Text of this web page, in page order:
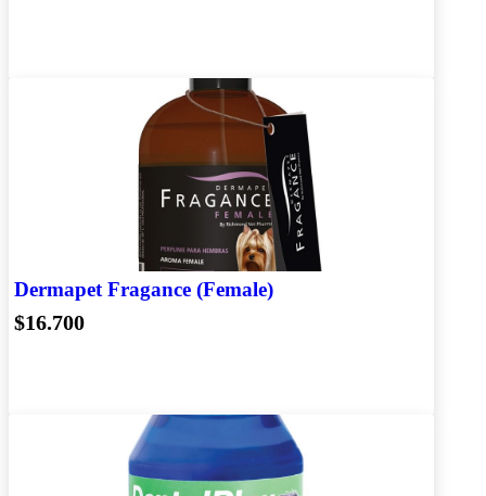
Dermapet Fragance (Female)
$16.700